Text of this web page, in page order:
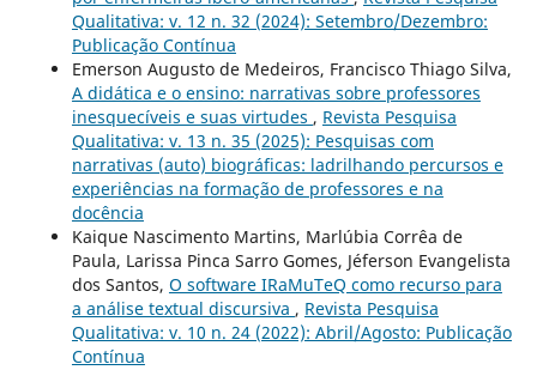
Qualitativa: v. 12 n. 32 (2024): Setembro/Dezembro:
Publicação Contínua
Emerson Augusto de Medeiros, Francisco Thiago Silva,
A didática e o ensino: narrativas sobre professores
inesquecíveis e suas virtudes , Revista Pesquisa
Qualitativa: v. 13 n. 35 (2025): Pesquisas com
narrativas (auto) biográficas: ladrilhando percursos e
experiências na formação de professores e na
docência
Kaique Nascimento Martins, Marlúbia Corrêa de
Paula, Larissa Pinca Sarro Gomes, Jéferson Evangelista
dos Santos, O software IRaMuTeQ como recurso para
a análise textual discursiva , Revista Pesquisa
Qualitativa: v. 10 n. 24 (2022): Abril/Agosto: Publicação
Contínua